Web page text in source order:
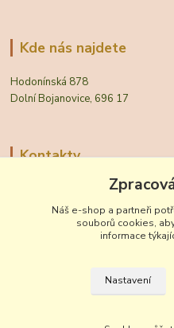
Kde nás najdete
Hodonínská 878
Dolní Bojanovice, 696 17
Kontakty
Zákaznická podpora Vinobal
+420 518 372 265
(Po-Pá, 7-15 hod.)
Náš e-shop a partneři
souborů cookies,
informace
Nastavení